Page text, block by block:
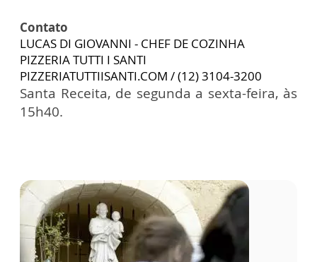
Contato
LUCAS DI GIOVANNI - CHEF DE COZINHA
PIZZERIA TUTTI I SANTI
PIZZERIATUTTIISANTI.COM / (12) 3104-3200
Santa Receita, de segunda a sexta-feira, às
15h40.